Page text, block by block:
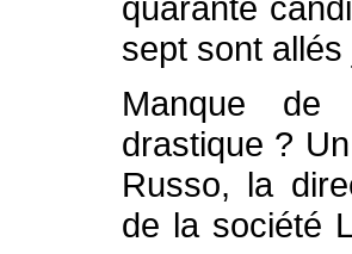
sept sont allés
Manque de
drastique ?
Russo, la
de la société